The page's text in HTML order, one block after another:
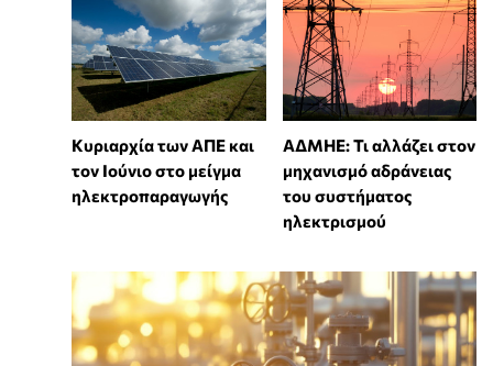
Κυριαρχία των ΑΠΕ και
τον Ιούνιο στο μείγμα
ηλεκτροπαραγωγής
ΑΔΜΗΕ: Τι αλλάζει στον
μηχανισμό αδράνειας
του συστήματος
ηλεκτρισμού